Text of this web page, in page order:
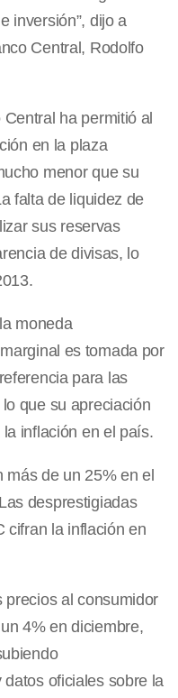
inversión”, dijo a
Central, Rodolfo
ha permitió al
en la plaza
menor que su
falta de liquidez de
sus reservas
de divisas, lo
moneda
es tomada por
para las
que su apreciación
inflación en el país.
de un 25% en el
desprestigiadas
cifran la inflación en
precios al consumidor
4% en diciembre,
oficiales sobre la